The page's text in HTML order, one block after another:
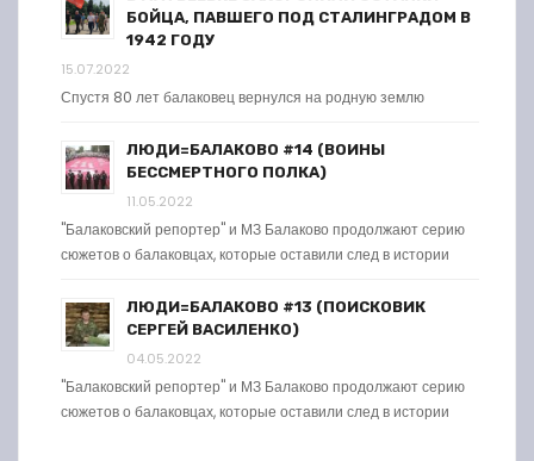
БОЙЦА, ПАВШЕГО ПОД СТАЛИНГРАДОМ В
1942 ГОДУ
15.07.2022
Спустя 80 лет балаковец вернулся на родную землю
ЛЮДИ=БАЛАКОВО #14 (ВОИНЫ
БЕССМЕРТНОГО ПОЛКА)
11.05.2022
"Балаковский репортер" и МЗ Балаково продолжают серию
сюжетов о балаковцах, которые оставили след в истории
ЛЮДИ=БАЛАКОВО #13 (ПОИСКОВИК
СЕРГЕЙ ВАСИЛЕНКО)
04.05.2022
"Балаковский репортер" и МЗ Балаково продолжают серию
сюжетов о балаковцах, которые оставили след в истории